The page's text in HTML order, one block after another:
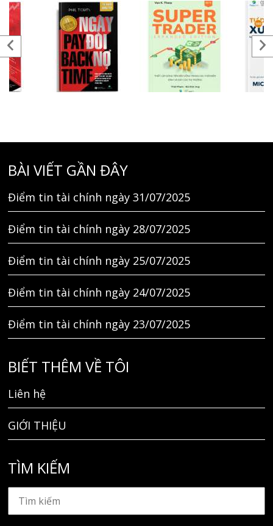
BÀI VIẾT GẦN ĐÂY
Điểm tin tài chính ngày 31/07/2025
Điểm tin tài chính ngày 28/07/2025
Điểm tin tài chính ngày 25/07/2025
Điểm tin tài chính ngày 24/07/2025
Điểm tin tài chính ngày 23/07/2025
BIẾT THÊM VỀ TÔI
Liên hệ
GIỚI THIỆU
TÌM KIẾM